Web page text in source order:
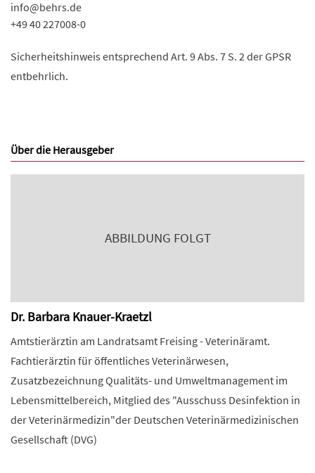
info@behrs.de
+49 40 227008-0
Sicherheitshinweis entsprechend Art. 9 Abs. 7 S. 2 der GPSR
entbehrlich.
Über die Herausgeber
ABBILDUNG FOLGT
Dr. Barbara Knauer-Kraetzl
Amtstierärztin am Landratsamt Freising - Veterinäramt.
Fachtierärztin für öffentliches Veterinärwesen,
Zusatzbezeichnung Qualitäts- und Umweltmanagement im
Lebensmittelbereich, Mitglied des "Ausschuss Desinfektion in
der Veterinärmedizin"der Deutschen Veterinärmedizinischen
Gesellschaft (DVG)